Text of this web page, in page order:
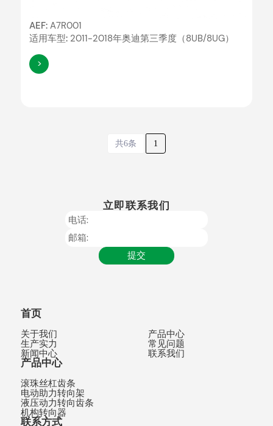
AEF: A7R001
适用车型: 2011-2018年奥迪第三季度（8UB/8UG）
>
共6条 1
立即联系我们
电话:
邮箱:
提交
首页
关于我们
产品中心
生产实力
常见问题
新闻中心
联系我们
产品中心
滚珠丝杠齿条
电动助力转向架
液压动力转向齿条
机构转向器
联系方式